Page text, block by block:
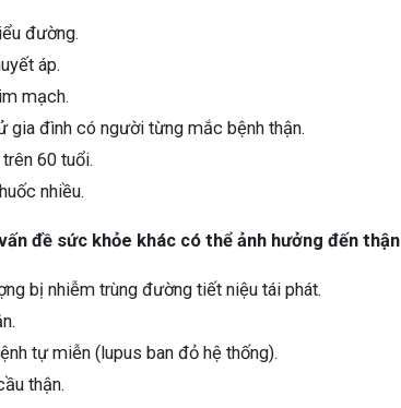
đường.
áp.
mạch.
gia đình có người từng mắc bệnh thận.
60 tuổi.
nhiều.
đề sức khỏe khác có thể ảnh hưởng đến thận
bị nhiễm trùng đường tiết niệu tái phát.
tự miễn (lupus ban đỏ hệ thống).
thận.